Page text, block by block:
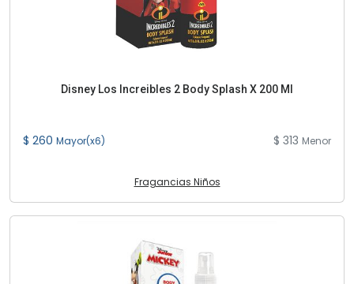
Disney Los Increibles 2 Body Splash X 200 Ml
$ 260 Mayor(x6) $ 313 Menor
Fragancias Niños